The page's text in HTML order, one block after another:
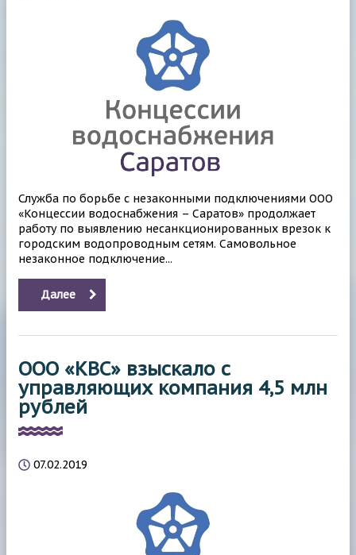
Служба по борьбе с незаконными подключениями ООО
«Концессии водоснабжения – Саратов» продолжает
работу по выявлению несанкционированных врезок к
городским водопроводным сетям. Самовольное
незаконное подключение...
Далее
ООО «КВС» взыскало с
управляющих компания 4,5 млн
рублей
07.02.2019